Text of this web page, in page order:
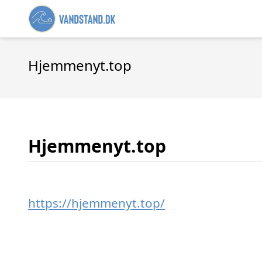
Hjemmenyt.top
Hjemmenyt.top
https://hjemmenyt.top/